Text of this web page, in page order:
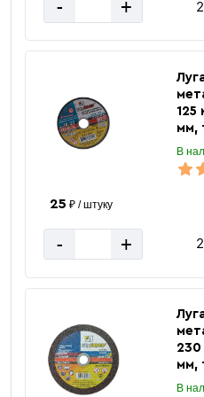
- +
125
мм,
В
25 ₽ / штуку
- +
230
мм,
В
Масса 1 п/м кг.
Длинна хлыста
Страна производства
Поверхность арматуры
Марка стали
Диаметр
Класс арматуры
ГОСТ ГОСТ
Цена указана